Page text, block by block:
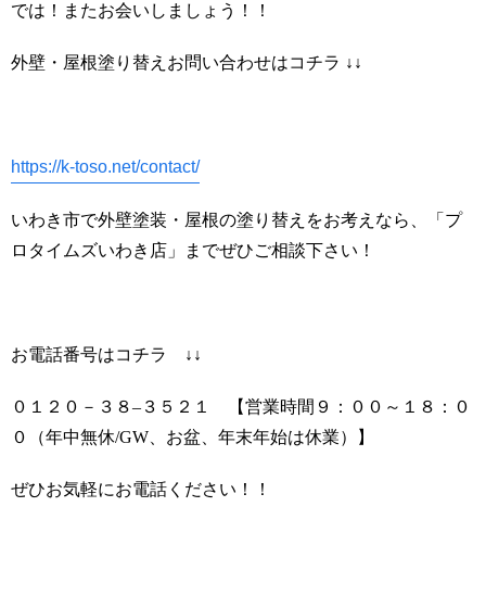
では！またお会いしましょう！！
外壁・屋根塗り替えお問い合わせはコチラ ↓↓
https://k-toso.net/contact/
いわき市で外壁塗装・屋根の塗り替えをお考えなら、「プ
ロタイムズいわき店」までぜひご相談下さい！
お電話番号はコチラ ↓↓
０１２０－３８– ３５２１ 【営業時間９：００～１８：０
０（年中無休/GW 、お盆、年末年始は休業）】
ぜひお気軽にお電話ください！！